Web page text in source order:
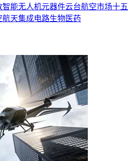
智能无人机元器件云台航空市场十五
航天集成电路生物医药